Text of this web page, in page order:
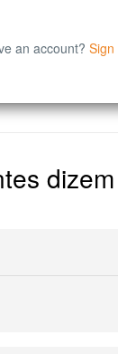
an account? Sign